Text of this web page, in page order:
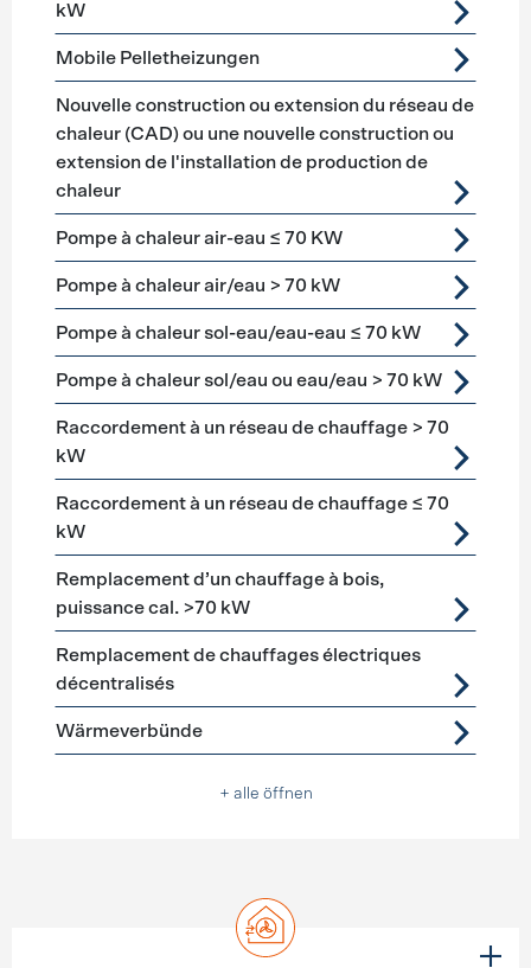
kW
Mobile Pelletheizungen
Nouvelle construction ou extension du réseau de
chaleur (CAD) ou une nouvelle construction ou
extension de l'installation de production de
chaleur
Pompe à chaleur air-eau ≤ 70 KW
Pompe à chaleur air/eau > 70 kW
Pompe à chaleur sol-eau/eau-eau ≤ 70 kW
Pompe à chaleur sol/eau ou eau/eau > 70 kW
Raccordement à un réseau de chauffage > 70
kW
Raccordement à un réseau de chauffage ≤ 70
kW
Remplacement d’un chauffage à bois,
puissance cal. >70 kW
Remplacement de chauffages électriques
décentralisés
Wärmeverbünde
+ alle öffnen